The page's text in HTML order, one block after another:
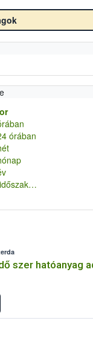
órában
szer hatóanyag